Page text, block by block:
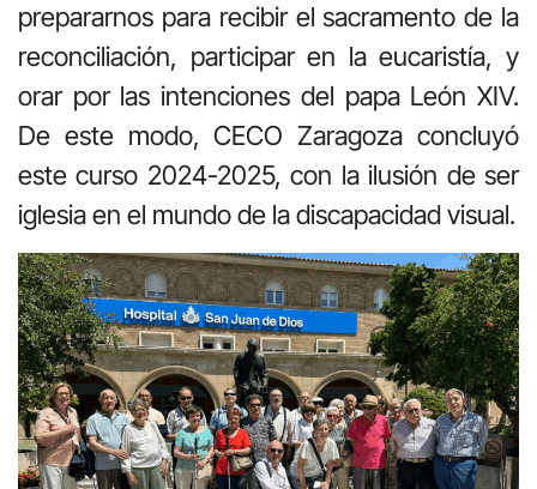
prepararnos para recibir el sacramento de la
reconciliación, participar en la eucaristía, y
orar por las intenciones del papa León XIV.
De este modo, CECO Zaragoza concluyó
este curso 2024-2025, con la ilusión de ser
iglesia en el mundo de la discapacidad visual.